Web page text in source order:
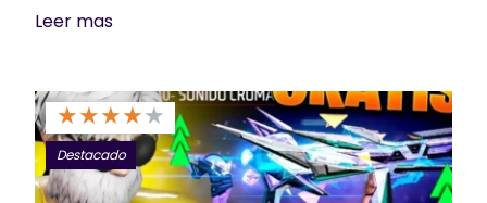
Leer mas
★★★★★
Destacado